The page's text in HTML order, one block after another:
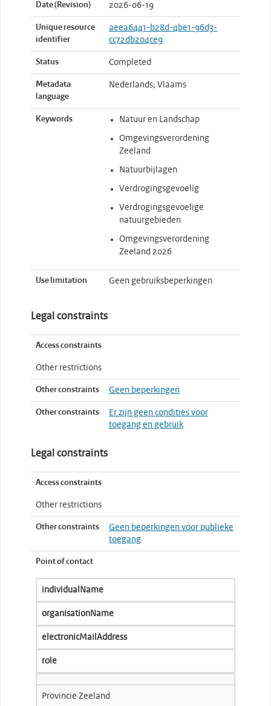
Date (Revision) 2026-06-19
Unique resource
identifier
aeea6441-b28d-4be1-96d3-
cc72db204ce9
Status Completed
Metadata
language
Nederlands; Vlaams
Keywords Natuur en Landschap
Omgevingsverordening
Zeeland
Natuurbijlagen
Verdrogingsgevoelig
Verdrogingsgevoelige
natuurgebieden
Omgevingsverordening
Zeeland 2026
Use limitation Geen gebruiksbeperkingen
Legal constraints
Access constraints
Other restrictions
Other constraints Geen beperkingen
Other constraints
Er zijn geen condities voor
toegang en gebruik
Legal constraints
Access constraints
Other restrictions
Other constraints
Geen beperkingen voor publieke
toegang
Point of contact
individualName
organisationName
electronicMailAddress
role
Provincie Zeeland